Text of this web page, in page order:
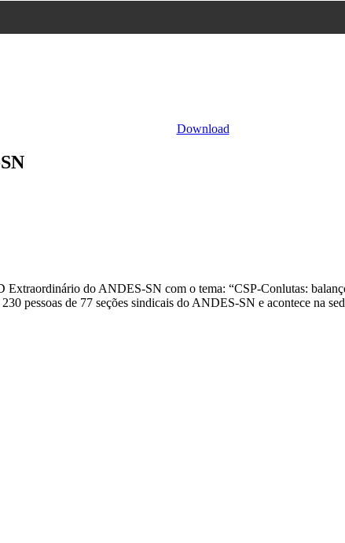
Download
do ANDES-SN com o tema: “CSP-Conlutas:
pessoas de 77 seções sindicais do ANDES-SN e acontece na